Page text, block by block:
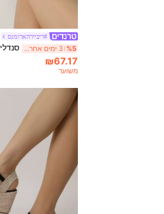
#ריביירהארומנס
%5 3 ימים אחרונים
₪67.17
משוער